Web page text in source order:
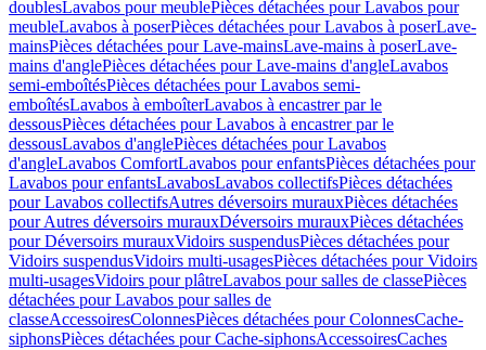
doublesLavabos pour meublePièces détachées pour Lavabos pour
meubleLavabos à poserPièces détachées pour Lavabos à poserLave-
mainsPièces détachées pour Lave-mainsLave-mains à poserLave-
mains d'anglePièces détachées pour Lave-mains d'angleLavabos
semi-emboîtésPièces détachées pour Lavabos semi-
emboîtésLavabos à emboîterLavabos à encastrer par le
dessousPièces détachées pour Lavabos à encastrer par le
dessousLavabos d'anglePièces détachées pour Lavabos
d'angleLavabos ComfortLavabos pour enfantsPièces détachées pour
Lavabos pour enfantsLavabosLavabos collectifsPièces détachées
pour Lavabos collectifsAutres déversoirs murauxPièces détachées
pour Autres déversoirs murauxDéversoirs murauxPièces détachées
pour Déversoirs murauxVidoirs suspendusPièces détachées pour
Vidoirs suspendusVidoirs multi-usagesPièces détachées pour Vidoirs
multi-usagesVidoirs pour plâtreLavabos pour salles de classePièces
détachées pour Lavabos pour salles de
classeAccessoiresColonnesPièces détachées pour ColonnesCache-
siphonsPièces détachées pour Cache-siphonsAccessoiresCaches